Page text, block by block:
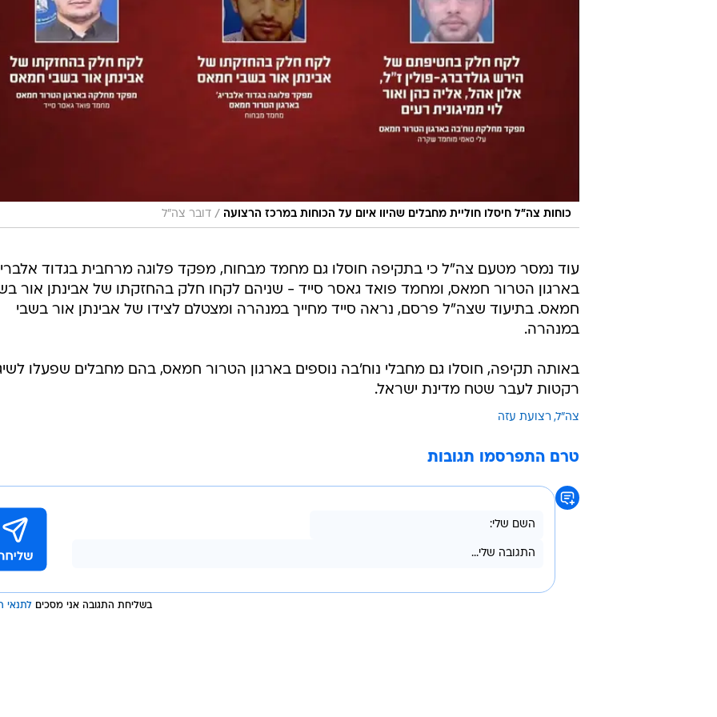
כוחות צה"ל חיסלו חוליית מחבלים שהיוו איום על הכוחות במרכז הרצועה / דובר צה"ל
עוד נמסר מטעם צה"ל כי בתקיפה חוסלו גם מחמד מבחוח, מפקד פלוגה מרחבית בגדוד
בארגון הטרור חמאס, ומחמד פואד גאסר סייד - שניהם לקחו חלק בהחזקתו של אבינתן אור
חמאס. בתיעוד שצה"ל פרסם, נראה סייד מחייך במנהרה ומצטלם לצידו של אבינתן אור בשבי
במנהרה.
באותה תקיפה, חוסלו גם מחבלי נוח'בה נוספים בארגון הטרור חמאס, בהם מחבלים שפעלו
רקטות לעבר שטח מדינת ישראל.
צה"ל רצועת עזה
טרם התפרסמו תגובות
בשליחת התגובה אני מסכים לתנאי